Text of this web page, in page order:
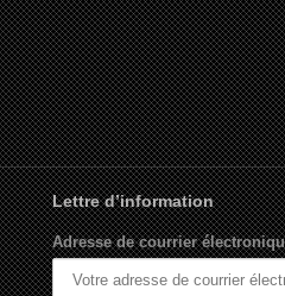
Lettre d’information
Adresse de courrier